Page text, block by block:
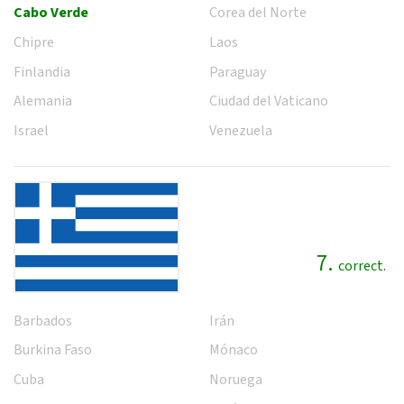
Cabo Verde
Chipre
Finlandia
Alemania
Israel
Corea del Norte
Laos
Paraguay
Ciudad del Vaticano
Venezuela
7. correct.
Barbados
Burkina Faso
Cuba
Irán
Mónaco
Noruega